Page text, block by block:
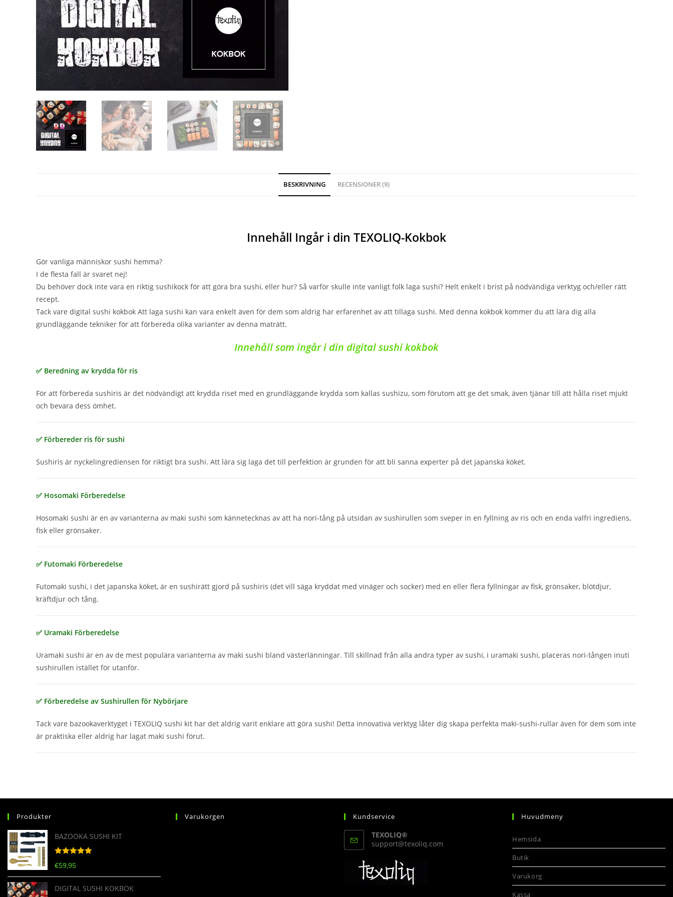
BESKRIVNING RECENSIONER (9)
Innehåll Ingår i din TEXOLIQ-Kokbok
Gör vanliga människor sushi hemma?
I de flesta fall är svaret nej!
Du behöver dock inte vara en riktig sushikock för att göra bra sushi, eller hur? Så varför skulle inte vanligt folk laga sushi? Helt enkelt i brist på nödvändiga verktyg och/eller rätt
recept.
Tack vare digital sushi kokbok Att laga sushi kan vara enkelt även för dem som aldrig har erfarenhet av att tillaga sushi. Med denna kokbok kommer du att lära dig alla
grundläggande tekniker för att förbereda olika varianter av denna maträtt.
Innehåll som ingår i din digital sushi kokbok
✅ Beredning av krydda för ris
För att förbereda sushiris är det nödvändigt att krydda riset med en grundläggande krydda som kallas sushizu, som förutom att ge det smak, även tjänar till att hålla riset mjukt
och bevara dess ömhet.
✅ Förbereder ris för sushi
Sushiris är nyckelingrediensen för riktigt bra sushi. Att lära sig laga det till perfektion är grunden för att bli sanna experter på det japanska köket.
✅ Hosomaki Förberedelse
Hosomaki sushi är en av varianterna av maki sushi som kännetecknas av att ha nori-tång på utsidan av sushirullen som sveper in en fyllning av ris och en enda valfri ingrediens,
fisk eller grönsaker.
✅ Futomaki Förberedelse
Futomaki sushi, i det japanska köket, är en sushirätt gjord på sushiris (det vill säga kryddat med vinäger och socker) med en eller flera fyllningar av fisk, grönsaker, blötdjur,
kräftdjur och tång.
✅ Uramaki Förberedelse
Uramaki sushi är en av de mest populära varianterna av maki sushi bland västerlänningar. Till skillnad från alla andra typer av sushi, i uramaki sushi, placeras nori-tången inuti
sushirullen istället för utanför.
✅ Förberedelse av Sushirullen för Nybörjare
Tack vare bazookaverktyget i TEXOLIQ sushi kit har det aldrig varit enklare att göra sushi! Detta innovativa verktyg låter dig skapa perfekta maki-sushi-rullar även för dem som inte
är praktiska eller aldrig har lagat maki sushi förut.
Produkter
BAZOOKA SUSHI KIT
€59,95
DIGITAL SUSHI KOKBOK
Varukorgen Kundservice
TEXOLIQ®
support@texoliq.com
Huvudmeny
Hemsida
Butik
Varukorg
Kassa